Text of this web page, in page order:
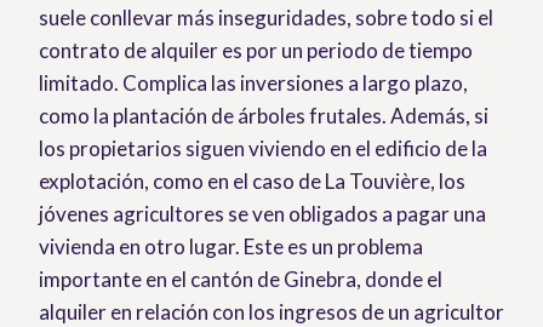
suele conllevar más inseguridades, sobre todo si el
contrato de alquiler es por un periodo de tiempo
limitado. Complica las inversiones a largo plazo,
como la plantación de árboles frutales. Además, si
los propietarios siguen viviendo en el edificio de la
explotación, como en el caso de La Touvière, los
jóvenes agricultores se ven obligados a pagar una
vivienda en otro lugar. Este es un problema
importante en el cantón de Ginebra, donde el
alquiler en relación con los ingresos de un agricultor